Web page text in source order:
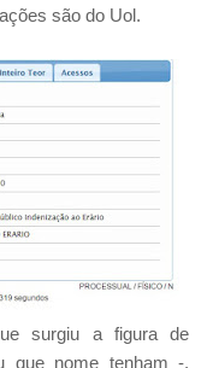
são do Uol.
surgiu a figura de
que nome tenham -,